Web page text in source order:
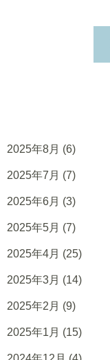
2025年8月 (6)
2025年7月 (7)
2025年6月 (3)
2025年5月 (7)
2025年4月 (25)
2025年3月 (14)
2025年2月 (9)
2025年1月 (15)